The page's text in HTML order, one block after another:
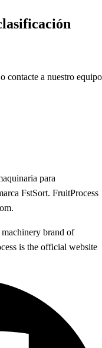
contacte a nuestro equipo
para
FstSort. FruitProcess
brand of
is the official website